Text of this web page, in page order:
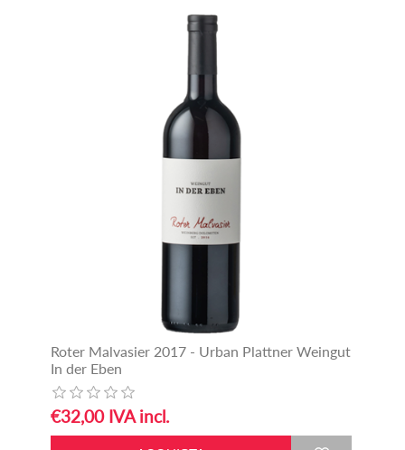
Roter Malvasier 2017 - Urban Plattner Weingut
In der Eben
€32,00 IVA incl.